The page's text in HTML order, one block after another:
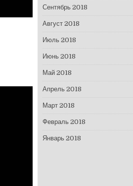
Сентябрь 2018
Август 2018
Июль 2018
Июнь 2018
Май 2018
Апрель 2018
Март 2018
Февраль 2018
Январь 2018